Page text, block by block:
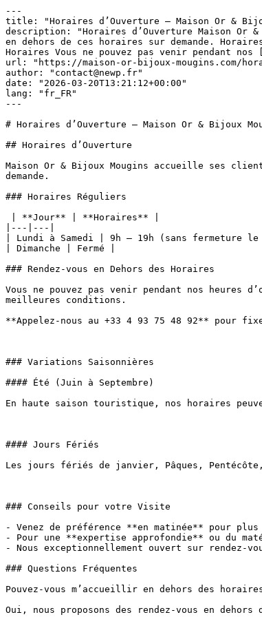
---
title: "Horaires d’Ouverture — Maison Or &
description: "Horaires d’Ouverture Maison Or
en dehors de ces horaires sur demande.
Horaires Vous ne pouvez pas venir pendant nos
url: "https://maison-or-bijoux-mougins.com/
author: "contact@newp.fr"
date: "2026-03-20T13:21:12+00:00"
lang: "fr_FR"
---
# Horaires d’Ouverture — Maison Or & Bijoux
## Horaires d’Ouverture
Maison Or & Bijoux Mougins accueille ses
demande.
### Horaires Réguliers
|---|---|
| Lundi à Samedi | 9h — 19h (sans fermeture
| Dimanche | Fermé |
### Rendez-vous en Dehors des Horaires
Vous ne pouvez pas venir pendant nos heures
meilleures conditions.
**Appelez-nous au +33 4 93 75 48 92** pour
### Variations Saisonnières
#### Été (Juin à Septembre)
En haute saison touristique, nos horaires
#### Jours Fériés
Les jours fériés de janvier, Pâques,
### Conseils pour votre Visite
- Venez de préférence **en matinée** pour
- Pour une **expertise approfondie** ou du
- Nous exceptionnellement ouvert sur rendez-
### Questions Fréquentes
Pouvez-vous m’accueillir en dehors des
Oui, nous proposons des rendez-vous en